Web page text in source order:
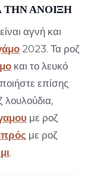
ΤΗΝ ΑΝΟΙΞΗ
αγνή και
2023. Τα ροζ
και το λευκό
επίσης
λουλούδια,
με ροζ
με ροζ
.